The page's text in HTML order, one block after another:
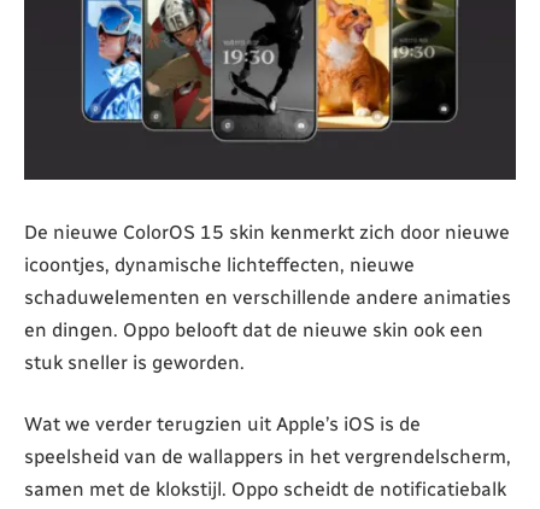
De nieuwe ColorOS 15 skin kenmerkt zich door nieuwe
icoontjes, dynamische lichteffecten, nieuwe
schaduwelementen en verschillende andere animaties
en dingen. Oppo belooft dat de nieuwe skin ook een
stuk sneller is geworden.
Wat we verder terugzien uit Apple’s iOS is de
speelsheid van de wallappers in het vergrendelscherm,
samen met de klokstijl. Oppo scheidt de notificatiebalk